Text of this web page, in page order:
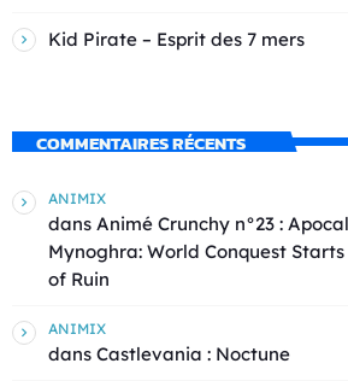
Kid Pirate – Esprit des 7 mers
COMMENTAIRES RÉCENTS
ANIMIX
dans Animé Crunchy n°23 :
Mynoghra: World Conquest
of Ruin
ANIMIX
dans Castlevania : Noctune